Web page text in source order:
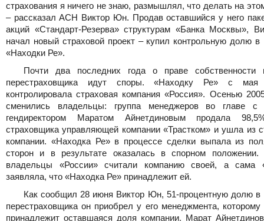
страхования я ничего не знаю, размышлял, что делать на
– рассказал АСН Виктор Юн. Продав оставшийся у него
акций «Стандарт-Резерва» структурам «Банка Москвы»,
начал новый страховой проект – купил контрольную долю в
«Находки Ре».
Почти два последних года о праве собственности
перестраховщика идут споры. «Находку Ре» с мая
контролировала страховая компания «Россия». Осенью
сменились владельцы: группа менеджеров во главе с
гендиректором Маратом Айнетдиновым продала
страховщика управляющей компании «Трастком» и ушла из
компании. «Находка Ре» в процессе сделки выпала из
сторон и в результате оказалась в спорном положении.
владельцы «России» считали компанию своей, а сама
заявляла, что «Находка Ре» принадлежит ей.
Как сообщил 28 июня Виктор Юн, 51-процентную долю в
перестраховщика он приобрел у его менеджмента, которому
принадлежит оставшаяся доля компании. Марат